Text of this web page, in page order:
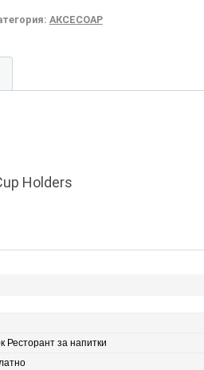
АКСЕСОАР
Holders
Ресторант за напитки